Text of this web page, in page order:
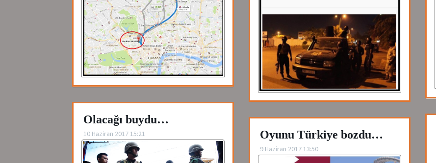
Olacağı buydu…
10 Haziran 2017 15:21 Oyunu Türkiye bozdu…
9 Haziran 2017 13:50